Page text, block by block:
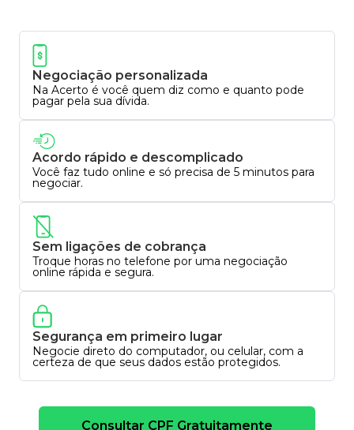
Negociação personalizada
Na Acerto é você quem diz como e quanto pode
pagar pela sua dívida.
Acordo rápido e descomplicado
Você faz tudo online e só precisa de 5 minutos para
negociar.
Sem ligações de cobrança
Troque horas no telefone por uma negociação
online rápida e segura.
Segurança em primeiro lugar
Negocie direto do computador, ou celular, com a
certeza de que seus dados estão protegidos.
Consultar CPF Gratuitamente